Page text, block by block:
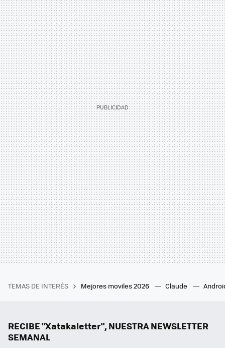
TEMAS DE INTERÉS Mejores moviles 2026 Claude
RECIBE "Xatakaletter", NUESTRA NEWSLETTER
SEMANAL